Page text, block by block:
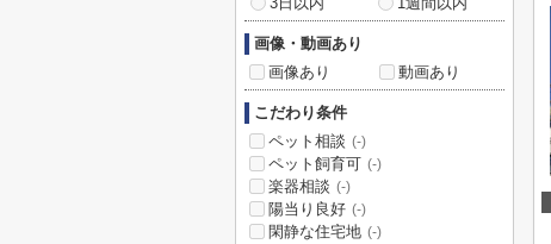
画像・動画あり
画像あり
動画あり
こだわり条件
ペット相談 (-)
ペット飼育可 (-)
楽器相談 (-)
陽当り良好 (-)
閑静な住宅地 (-)